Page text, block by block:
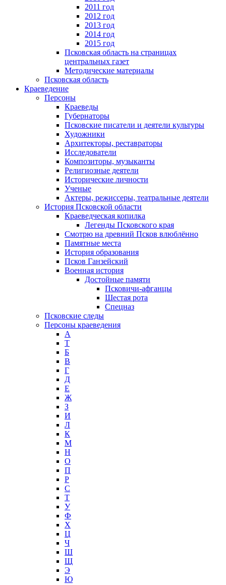
2011 год
2012 год
2013 год
2014 год
2015 год
Псковская область на страницах
центральных газет
Методические материалы
Псковская область
Краеведение
Персоны
Краеведы
Губернаторы
Псковские писатели и деятели культуры
Художники
Архитекторы, реставраторы
Исследователи
Композиторы, музыканты
Религиозные деятели
Исторические личности
Ученые
Актеры, режиссеры, театральные деятели
История Псковской области
Краеведческая копилка
Легенды Псковского края
Смотрю на древний Псков влюблённо
Памятные места
История образования
Псков Ганзейский
Военная история
Достойные памяти
Псковичи-афганцы
Шестая рота
Спецназ
Псковские следы
Персоны краеведения
А
T
Б
В
Г
Д
Е
Ж
З
И
Л
К
М
Н
О
П
Р
С
Т
У
Ф
Х
Ц
Ч
Ш
Щ
Э
Ю